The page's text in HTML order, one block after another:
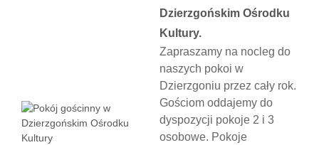
Dzierzgońskim Ośrodku
Kultury.
Zapraszamy na nocleg do
naszych pokoi w
Dzierzgoniu przez cały rok.
Gościom oddajemy do
dyspozycji pokoje 2 i 3
osobowe. Pokoje